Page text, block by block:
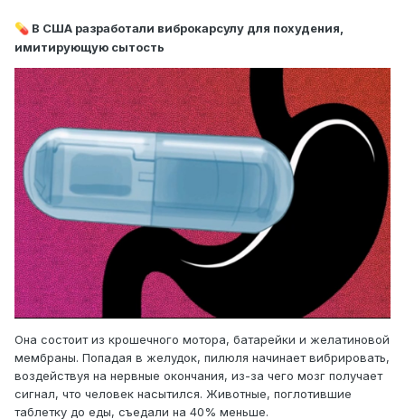
💊 В США разработали виброкарсулу для похудения,
имитирующую сытость
Она состоит из крошечного мотора, батарейки и желатиновой
мембраны. Попадая в желудок, пилюля начинает вибрировать,
воздействуя на нервные окончания, из-за чего мозг получает
сигнал, что человек насытился. Животные, поглотившие
таблетку до еды, съедали на 40% меньше.